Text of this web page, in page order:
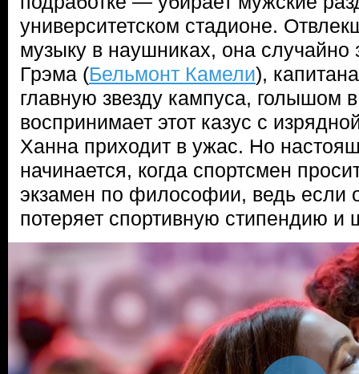
университетском стадионе.
музыку в наушниках, она случайно
Грэма (Бельмонт Камели),
главную звезду кампуса, голышом
воспринимает этот казус с
Ханна приходит в ужас. Но
начинается, когда спортсмен
экзамен по философии, ведь если
потеряет спортивную стипендию